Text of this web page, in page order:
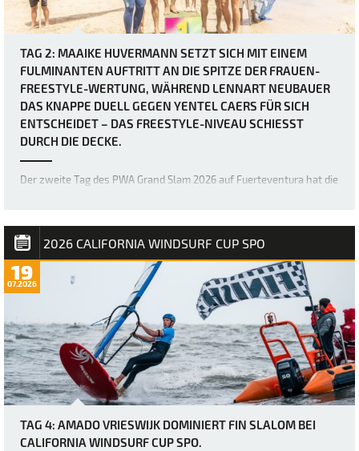
TAG 2: MAAIKE HUVERMANN SETZT SICH MIT EINEM
FULMINANTEN AUFTRITT AN DIE SPITZE DER FRAUEN-
FREESTYLE-WERTUNG, WÄHREND LENNART NEUBAUER
DAS KNAPPE DUELL GEGEN YENTEL CAERS FÜR SICH
ENTSCHEIDET – DAS FREESTYLE-NIVEAU SCHIESST D
URCH DIE DECKE.
Der zweite Tag des PWA Grand Slam 2026 auf Fuerteventura hat die
Freestyle-Bereich möglich ist. Bereits gestern war das Niveau
unglaublich hoch, doch über Na…
2026 CALIFORNIA WINDSURF CUP SPO
19
07.2026
TAG 4: AMADO VRIESWIJK DOMINIERT FIN SLALOM BEI
CALIFORNIA WINDSURF CUP SPO.